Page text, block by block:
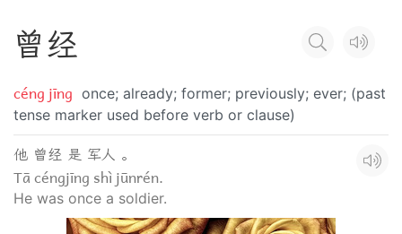
曾经
céng jīng once; already; former; previously; ever; (past
tense marker used before verb or clause)
他 曾经 是 军人 。
Tā céngjīng shì jūnrén.
He was once a soldier.